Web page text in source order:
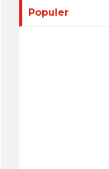
Populer